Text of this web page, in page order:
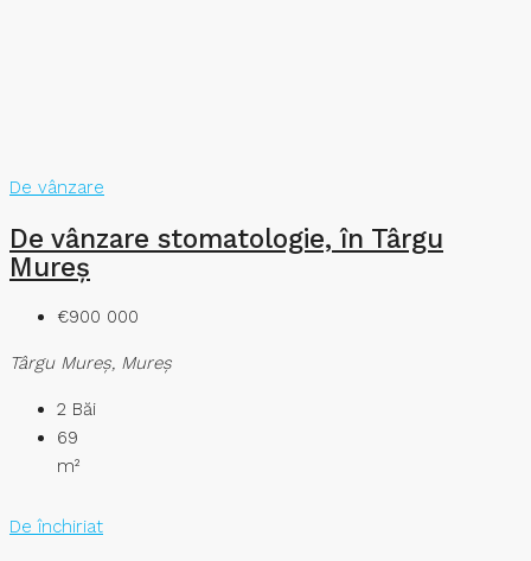
De vânzare
De vânzare stomatologie, în Târgu
Mureș
€900 000
Târgu Mureş, Mureș
2 Băi
69
m²
De închiriat